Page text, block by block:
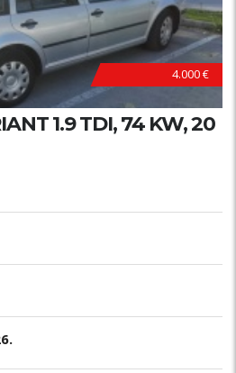
4.000 €
1.9 TDI, 74 KW, 20